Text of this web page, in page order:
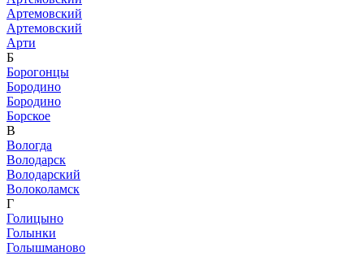
Артемовский
Артемовский
Арти
Б
Борогонцы
Бородино
Бородино
Борское
В
Вологда
Володарск
Володарский
Волоколамск
Г
Голицыно
Голынки
Голышманово